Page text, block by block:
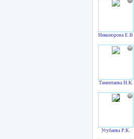
Никонорова Е.В.
Таментаева Н.К.
Угубаева Р.К.